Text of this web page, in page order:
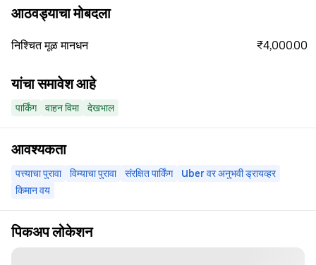
आठवड्याचा मोबदला
निश्चित मूळ मानधन ₹4,000.00
यांचा समावेश आहे
पार्किंग वाहन विमा देखभाल
आवश्यकता
पत्त्याचा पुरावा विम्याचा पुरावा संरक्षित पार्किंग
Uber वर अनुभवी ड्रायव्हर
किमान वय
पिकअप लोकेशन